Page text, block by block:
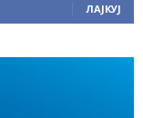
ЛАЈКУЈ